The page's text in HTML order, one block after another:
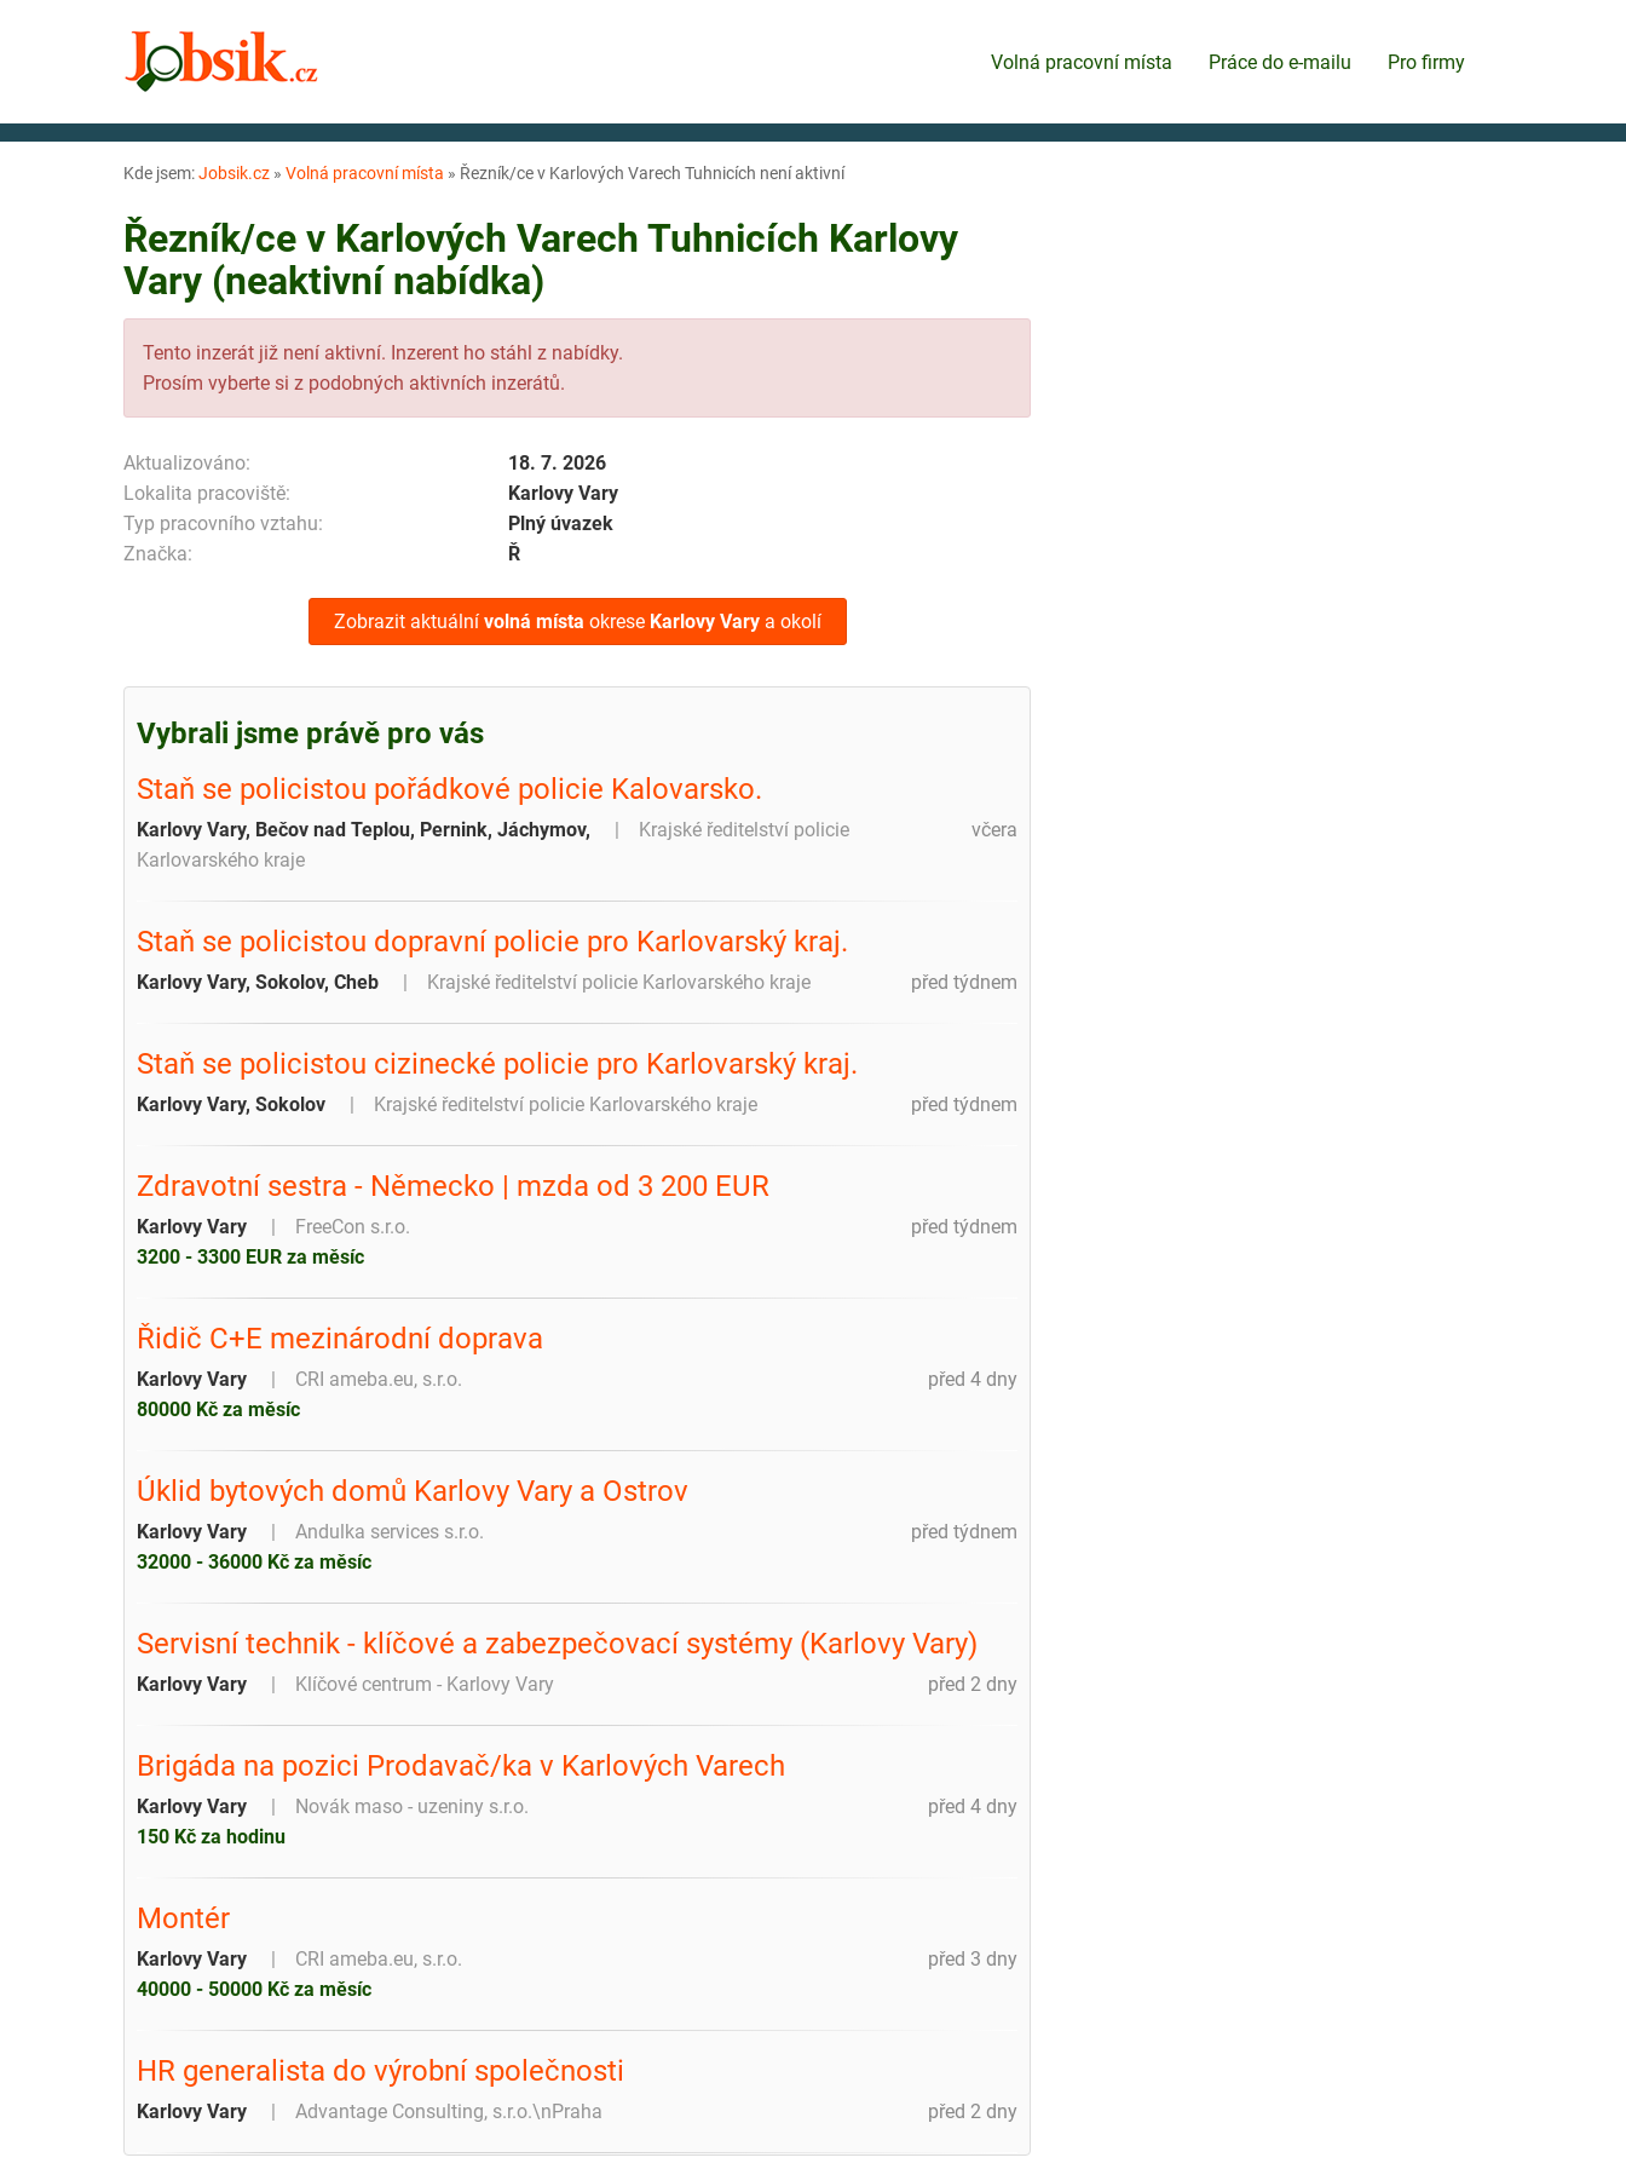
Volná pracovní místa Práce do e-mailu Pro firmy
Kde jsem:Jobsik.cz » Volná pracovní místa » Řezník/ce v Karlových Varech Tuhnicích není aktivní
Řezník/ce v Karlových Varech Tuhnicích Karlovy
Vary (neaktivní nabídka)
Tento inzerát již není aktivní. Inzerent ho stáhl z nabídky.
Prosím vyberte si z podobných aktivních inzerátů.
Aktualizováno:
18. 7. 2026
Lokalita pracoviště:
Karlovy Vary
Typ pracovního vztahu:
Plný úvazek
Značka:
Ř
Zobrazit aktuální volná místa okrese Karlovy Varya okolí
Vybrali jsme právě pro vás
Staň se policistou pořádkové policie Kalovarsko.
včera
Karlovy Vary, Bečov nad Teplou, Pernink, Jáchymov,
Krajské ředitelství policie
Karlovarského kraje
Staň se policistou dopravní policie pro Karlovarský kraj.
před týdnem
Karlovy Vary, Sokolov, Cheb Krajské ředitelství policie Karlovarského kraje
Staň se policistou cizinecké policie pro Karlovarský kraj.
před týdnem
Karlovy Vary, Sokolov Krajské ředitelství policie Karlovarského kraje
Zdravotní sestra - Německo | mzda od 3 200 EUR
před týdnem
Karlovy Vary
FreeCon s.r.o.
3200 - 3300 EUR za měsíc
Řidič C+E mezinárodní doprava
před 4 dny
Karlovy Vary
CRI ameba.eu, s.r.o.
80000 Kč za měsíc
Úklid bytových domů Karlovy Vary a Ostrov
před týdnem
Karlovy Vary
Andulka services s.r.o.
32000 - 36000 Kč za měsíc
Servisní technik - klíčové a zabezpečovací systémy (Karlovy Vary)
před 2 dny
Karlovy Vary Klíčové centrum - Karlovy Vary
Brigáda na pozici Prodavač/ka v Karlových Varech
před 4 dny
Karlovy Vary
Novák maso - uzeniny s.r.o.
150 Kč za hodinu
Montér
před 3 dny
Karlovy Vary
CRI ameba.eu, s.r.o.
40000 - 50000 Kč za měsíc
HR generalista do výrobní společnosti
před 2 dny
Karlovy Vary Advantage Consulting, s.r.o.\nPraha